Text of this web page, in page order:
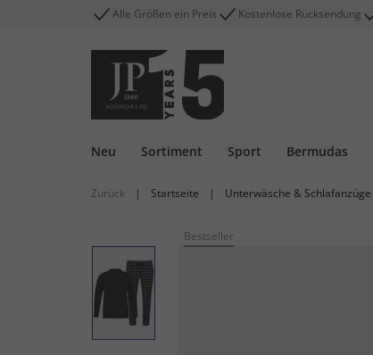
Alle Größen ein Preis Kostenlose Rücksendung
Neu Sortiment Sport Bermudas
Zurück | Startseite | Unterwäsche & Schlafanzüge
Bestseller